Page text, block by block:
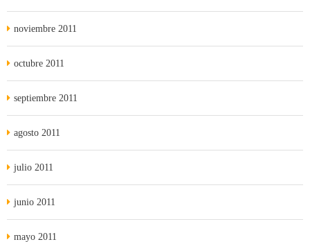
noviembre 2011
octubre 2011
septiembre 2011
agosto 2011
julio 2011
junio 2011
mayo 2011